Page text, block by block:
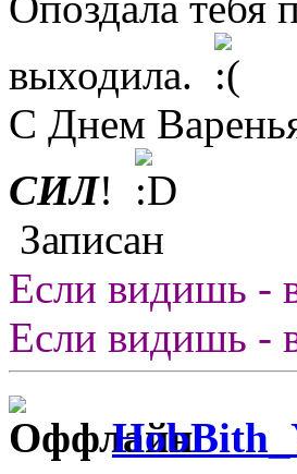
выходила.
С Днем
СИЛ!
Записан
Если видишь -
Если видишь -